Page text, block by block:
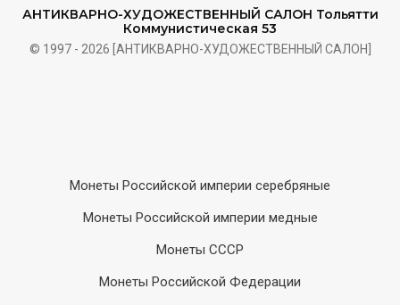
АНТИКВАРНО-ХУДОЖЕСТВЕННЫЙ САЛОН Тольятти
Коммунистическая 53
© 1997 - 2026 [АНТИКВАРНО-ХУДОЖЕСТВЕННЫЙ САЛОН]
Монеты Российской империи серебряные
Монеты Российской империи медные
Монеты СССР
Монеты Российской Федерации